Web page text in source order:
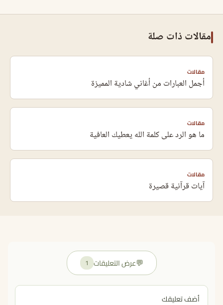
مقالات ذات صلة
مقالات
أجمل العبارات من أغاني شادية المميزة
مقالات
ما هو الرد على كلمة الله يعطيك العافية
مقالات
آيات قرآنية قصيرة
💬عرض التعليقات 1
أضف تعليقك